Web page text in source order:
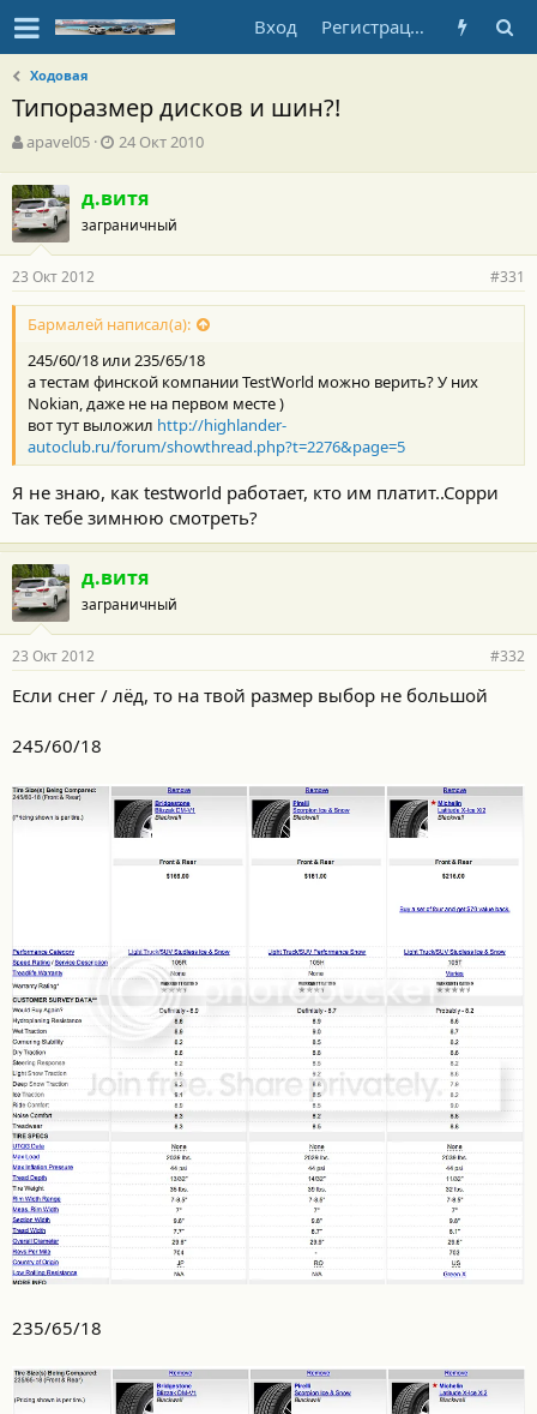
Вход Регистрация
Ходовая
Типоразмер дисков и шин?!
А
т
о
р
т
е
м
ы
apavel05
Д
а
н
а
л
а
24 Окт 2010
д.витя
заграничный
23 Окт 2012 #331
Бармалей написал(а):
245/60/18 или 235/65/18
а тестам финской компании TestWorld можно верить? У них
Nokian, даже не на первом месте )
вот тут выложил http://highlander-
autoclub.ru/forum/showthread.php?t=2276&page=5
Я не знаю, как testworld работает, кто им платит..Сорри
Так тебе зимнюю смотреть?
д.витя
заграничный
23 Окт 2012 #332
Если снег / лёд, то на твой размер выбор не большой
245/60/18
235/65/18